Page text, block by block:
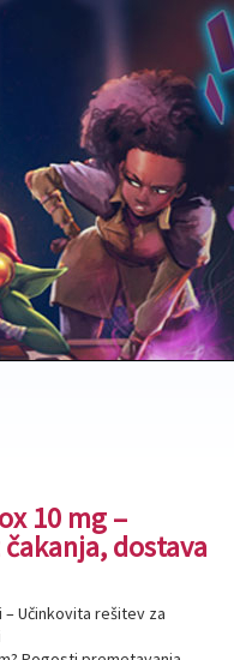
10 mg –
dostava
– Učinkovita rešitev za